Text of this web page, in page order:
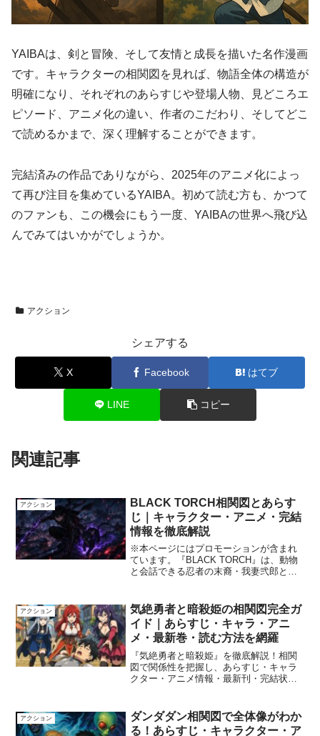
YAIBAは、剣と冒険、そして友情と成長を描いた名作漫画
です。キャラクターの相関図を見れば、物語全体の構造が
明確になり、それぞれのあらすじや登場人物、見どころエ
ピソード、アニメ化の違い、作者のこだわり、そしてどこ
で読めるかまで、深く理解することができます。
完結済みの作品でありながら、2025年のアニメ化によっ
て再び注目を集めているYAIBA。初めて読む方も、かつて
のファンも、この機会にもう一度、YAIBAの世界へ飛び込
んでみてはいかがでしょうか。
アクション
シェアする
X Facebook はてブ
LINE コピー
関連記事
アクション
BLACK TORCH相関図とあらす
じ｜キャラクター・アニメ・完結
情報を徹底解説
※本ページにはプロモーションが含まれ
ています。『BLACK TORCH』は、動物
と会話できる忍者の末裔・我妻弐郎と、
記事では、BLACK TORCHの相関図を軸
に、あら...
アクション
気絶勇者と暗殺姫の相関図完全ガ
イド｜あらすじ・キャラ・アニ
メ・最新巻・読む方法を網羅
『気絶勇者と暗殺姫』を徹底解説！相関
図で関係性を把握し、あらすじ・キャラ
クター・アニメ情報・最新刊・完結状
アクション
ダンダダン相関図で全体像がわか
る！あらすじ・キャラクター・ア